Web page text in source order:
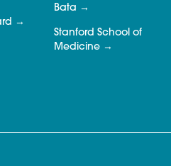
Bata
Stanford School of
Medicine